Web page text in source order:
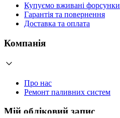
Купуємо вживані форсунки
Гарантія та повернення
Доставка та оплата
Компанія
Про нас
Ремонт паливних систем
Мій обліковий запис